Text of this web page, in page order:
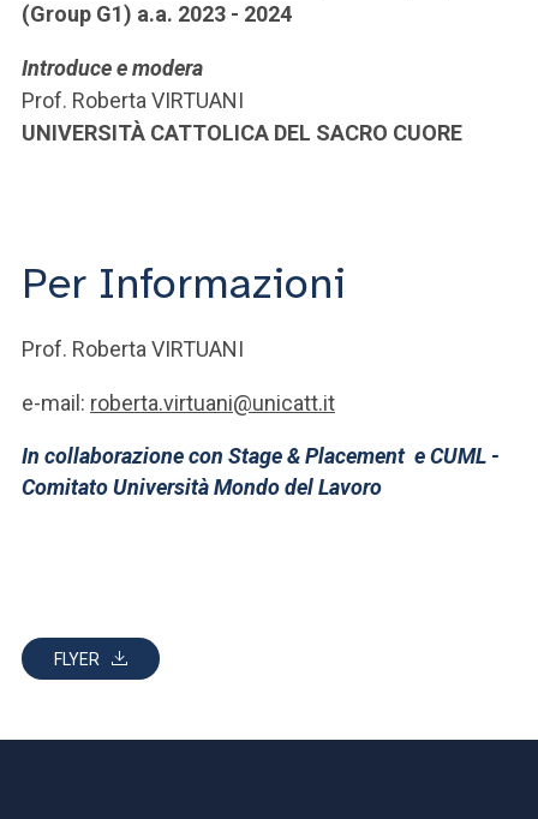
(Group G1) a.a. 2023 - 2024
Introduce e modera
Prof. Roberta VIRTUANI
UNIVERSITÀ CATTOLICA DEL SACRO CUORE
Per Informazioni
Prof. Roberta VIRTUANI
e-mail: roberta.virtuani@unicatt.it
In collaborazione con Stage & Placement e CUML -
Comitato Università Mondo del Lavoro
FLYER